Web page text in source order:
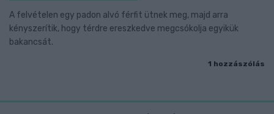
A felvételen egy padon alvó férfit ütnek meg, majd arra
kényszerítik, hogy térdre ereszkedve megcsókolja egyikük
bakancsát.
1 hozzászólás